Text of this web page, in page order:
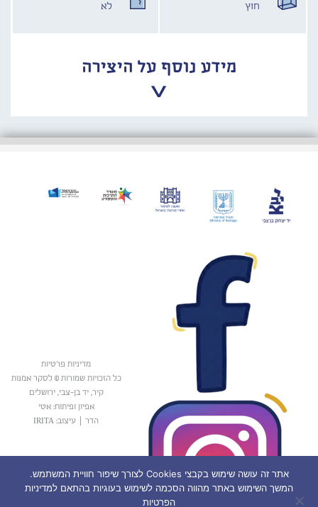
חוץ
לא
מידע נוסף על היצירה
מדיניות פרטיות
כל הזכויות שמורות © לסקר אמנות
קיר, יד בן-צבי, ירושלים
אפיון ופיתוח: אטי
הדר
עיצוב: IRITA
אתר זה עושה שימוש בקבצי Cookies לצורך שיפור חוויית המשתמש.
המשך השימוש באתר מהווה הסכמה לשימוש בעוגיות בהתאם למדיניות
הפרטיות